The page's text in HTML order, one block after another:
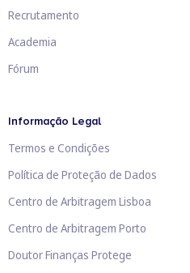
Recrutamento
Academia
Fórum
Informação Legal
Termos e Condições
Política de Proteção de Dados
Centro de Arbitragem Lisboa
Centro de Arbitragem Porto
Doutor Finanças Protege